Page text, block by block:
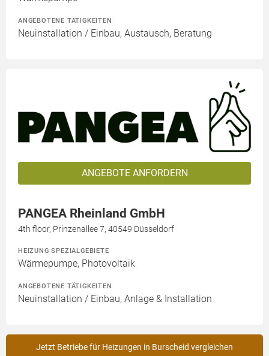
ANGEBOTENE TÄTIGKEITEN
Neuinstallation / Einbau, Austausch, Beratung
ANGEBOTE ANFORDERN
PANGEA Rheinland GmbH
4th floor, Prinzenallee 7, 40549 Düsseldorf
HEIZUNG SPEZIALGEBIETE
Wärmepumpe, Photovoltaik
ANGEBOTENE TÄTIGKEITEN
Neuinstallation / Einbau, Anlage & Installation
Jetzt Betriebe für Heizungen in Burscheid vergleichen